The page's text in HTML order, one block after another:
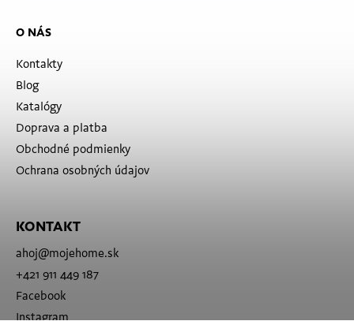
O NÁS
Kontakty
Blog
Katalógy
Doprava a platba
Obchodné podmienky
Ochrana osobných údajov
KONTAKT
ahoj@mojehome.sk
+421 911 449 187
Facebook
Instagram